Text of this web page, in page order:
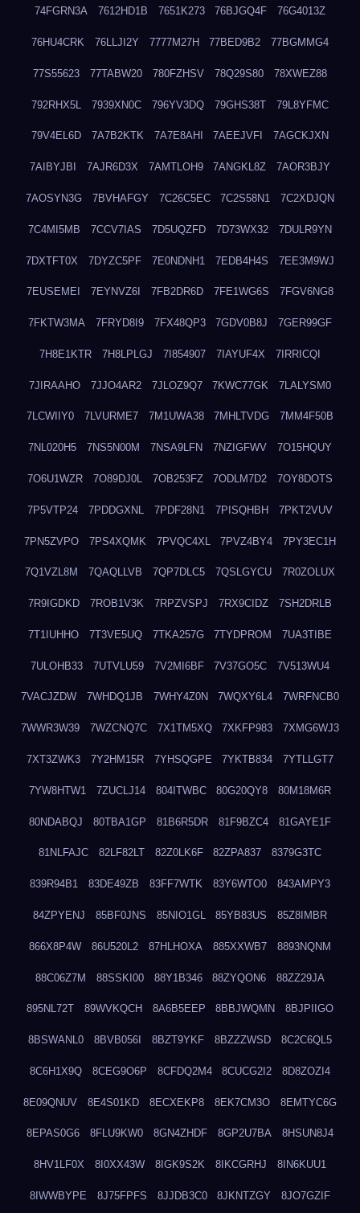
74FGRN3A 7612HD1B 7651K273 76BJGQ4F 76G4013Z
76HU4CRK 76LLJI2Y 7777M27H 77BED9B2 77BGMMG4
77S55623 77TABW20 780FZHSV 78Q29S80 78XWEZ88
792RHX5L 7939XN0C 796YV3DQ 79GHS38T 79L8YFMC
79V4EL6D 7A7B2KTK 7A7E8AHI 7AEEJVFI 7AGCKJXN
7AIBYJBI 7AJR6D3X 7AMTLOH9 7ANGKL8Z 7AOR3BJY
7AOSYN3G 7BVHAFGY 7C26C5EC 7C2S58N1 7C2XDJQN
7C4MI5MB 7CCV7IAS 7D5UQZFD 7D73WX32 7DULR9YN
7DXTFT0X 7DYZC5PF 7E0NDNH1 7EDB4H4S 7EE3M9WJ
7EUSEMEI 7EYNVZ6I 7FB2DR6D 7FE1WG6S 7FGV6NG8
7FKTW3MA 7FRYD8I9 7FX48QP3 7GDV0B8J 7GER99GF
7H8E1KTR 7H8LPLGJ 7I854907 7IAYUF4X 7IRRICQI
7JIRAAHO 7JJO4AR2 7JLOZ9Q7 7KWC77GK 7LALYSM0
7LCWIIY0 7LVURME7 7M1UWA38 7MHLTVDG 7MM4F50B
7NL020H5 7NS5N00M 7NSA9LFN 7NZIGFWV 7O15HQUY
7O6U1WZR 7O89DJ0L 7OB253FZ 7ODLM7D2 7OY8DOTS
7P5VTP24 7PDDGXNL 7PDF28N1 7PISQHBH 7PKT2VUV
7PN5ZVPO 7PS4XQMK 7PVQC4XL 7PVZ4BY4 7PY3EC1H
7Q1VZL8M 7QAQLLVB 7QP7DLC5 7QSLGYCU 7R0ZOLUX
7R9IGDKD 7ROB1V3K 7RPZVSPJ 7RX9CIDZ 7SH2DRLB
7T1IUHHO 7T3VE5UQ 7TKA257G 7TYDPROM 7UA3TIBE
7ULOHB33 7UTVLU59 7V2MI6BF 7V37GO5C 7V513WU4
7VACJZDW 7WHDQ1JB 7WHY4Z0N 7WQXY6L4 7WRFNCB0
7WWR3W39 7WZCNQ7C 7X1TM5XQ 7XKFP983 7XMG6WJ3
7XT3ZWK3 7Y2HM15R 7YHSQGPE 7YKTB834 7YTLLGT7
7YW8HTW1 7ZUCLJ14 804ITWBC 80G20QY8 80M18M6R
80NDABQJ 80TBA1GP 81B6R5DR 81F9BZC4 81GAYE1F
81NLFAJC 82LF82LT 82Z0LK6F 82ZPA837 8379G3TC
839R94B1 83DE49ZB 83FF7WTK 83Y6WTO0 843AMPY3
84ZPYENJ 85BF0JNS 85NIO1GL 85YB83US 85Z8IMBR
866X8P4W 86U520L2 87HLHOXA 885XXWB7 8893NQNM
88C06Z7M 88SSKI00 88Y1B346 88ZYQON6 88ZZ29JA
895NL72T 89WVKQCH 8A6B5EEP 8BBJWQMN 8BJPIIGO
8BSWANL0 8BVB056I 8BZT9YKF 8BZZZWSD 8C2C6QL5
8C6H1X9Q 8CEG9O6P 8CFDQ2M4 8CUCG2I2 8D8ZOZI4
8E09QNUV 8E4S01KD 8ECXEKP8 8EK7CM3O 8EMTYC6G
8EPAS0G6 8FLU9KW0 8GN4ZHDF 8GP2U7BA 8HSUN8J4
8HV1LF0X 8I0XX43W 8IGK9S2K 8IKCGRHJ 8IN6KUU1
8IWWBYPE 8J75FPFS 8JJDB3C0 8JKNTZGY 8JO7GZIF